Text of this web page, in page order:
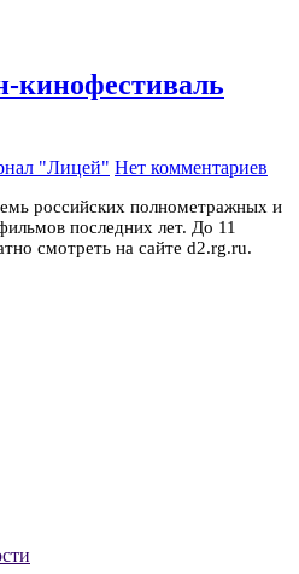
кинофестиваль
"Лицей" Нет комментариев
российских полнометражных и
последних лет. До 11
смотреть на сайте d2.rg.ru.